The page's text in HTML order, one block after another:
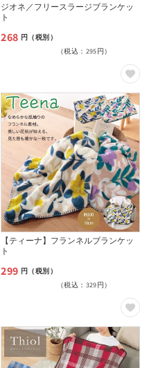
ジオネ／フリースラージブランケッ
ト
通
268 円（税別）
（税込：295円）
【ティーナ】フランネルブランケッ
ト
通
299 円（税別）
（税込：329円）